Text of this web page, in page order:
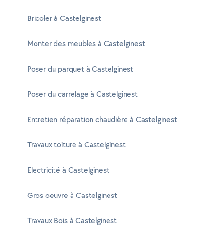
Bricoler à Castelginest
Monter des meubles à Castelginest
Poser du parquet à Castelginest
Poser du carrelage à Castelginest
Entretien réparation chaudière à Castelginest
Travaux toiture à Castelginest
Electricité à Castelginest
Gros oeuvre à Castelginest
Travaux Bois à Castelginest